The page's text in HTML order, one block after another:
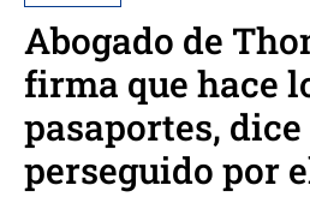
Abogado de
firma que hace
pasaportes,
perseguido por